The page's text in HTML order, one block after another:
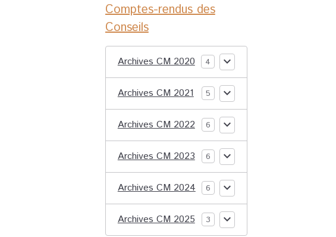
Comptes-rendus des
Conseils
Archives CM 2020 4
Archives CM 2021 5
Archives CM 2022 6
Archives CM 2023 6
Archives CM 2024 6
Archives CM 2025 3